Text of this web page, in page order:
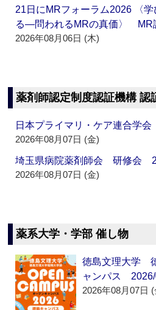
21日にMRフォーラム2026 〈
る―問われるMRの真価〉 MR
2026年08月06日 (木)
薬剤師認定制度認証機構 認
日本プライマリ・ケア連合学
2026年08月07日 (金)
埼玉県病院薬剤師会 研修会
2026年08月07日 (金)
薬系大学・学部 催し物
徳島文理大学
ャンパス 2026/
2026年08月07日 (